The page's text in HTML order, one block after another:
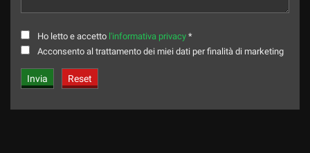
Ho letto e accetto l'informativa privacy *
Acconsento al trattamento dei miei dati per finalità di marketing